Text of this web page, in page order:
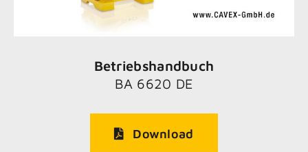
Betriebshandbuch
BA 6620 DE
Download